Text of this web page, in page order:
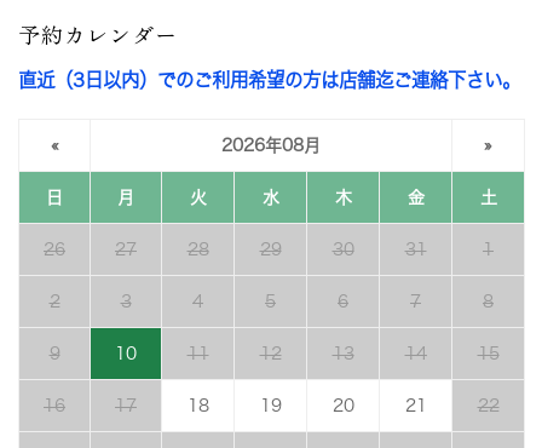
予約カレンダー
直近（3日以内）でのご利用希望の方は店舗迄ご連絡下さい。
« 2026年08月 »
日 月 火 水 木 金 土
26 27 28 29 30 31 1
2 3 4 5 6 7 8
9 10 11 12 13 14 15
16 17 18 19 20 21 22